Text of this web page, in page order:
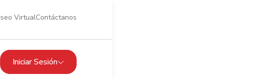
VirtualContáctanos
Iniciar Sesión